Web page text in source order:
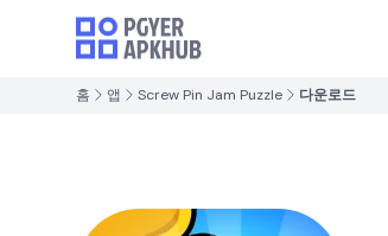
홈 앱 Screw Pin Jam Puzzle 다운로드